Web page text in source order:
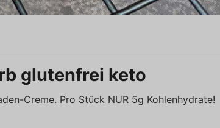
glutenfrei keto
Creme. Pro Stück NUR 5g Kohlenhydrate!